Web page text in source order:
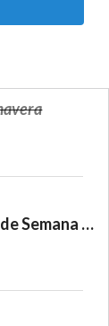
Liga de Clubes sin Campo Fin de Semana "Layos"